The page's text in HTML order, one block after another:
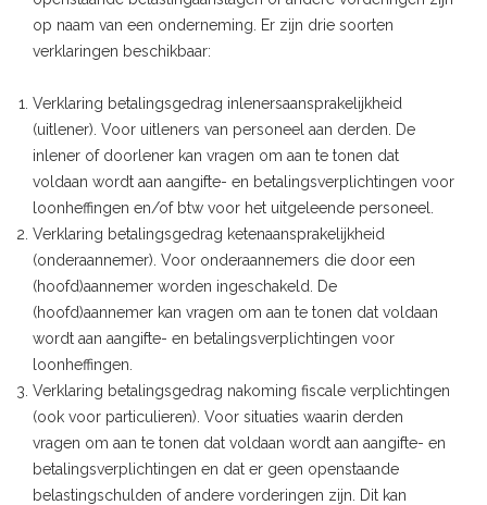
op naam van een onderneming. Er zijn drie soorten
verklaringen beschikbaar:
Verklaring betalingsgedrag inlenersaansprakelijkheid
(uitlener). Voor uitleners van personeel aan derden. De
inlener of doorlener kan vragen om aan te tonen dat
voldaan wordt aan aangifte- en betalingsverplichtingen voor
loonheffingen en/of btw voor het uitgeleende personeel.
Verklaring betalingsgedrag ketenaansprakelijkheid
(onderaannemer). Voor onderaannemers die door een
(hoofd)aannemer worden ingeschakeld. De
(hoofd)aannemer kan vragen om aan te tonen dat voldaan
wordt aan aangifte- en betalingsverplichtingen voor
loonheffingen.
Verklaring betalingsgedrag nakoming fiscale verplichtingen
(ook voor particulieren). Voor situaties waarin derden
vragen om aan te tonen dat voldaan wordt aan aangifte- en
betalingsverplichtingen en dat er geen openstaande
belastingschulden of andere vorderingen zijn. Dit kan